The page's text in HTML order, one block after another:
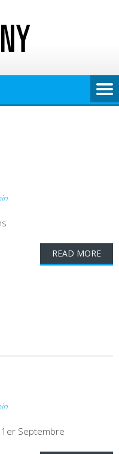
READ MORE
Septembre